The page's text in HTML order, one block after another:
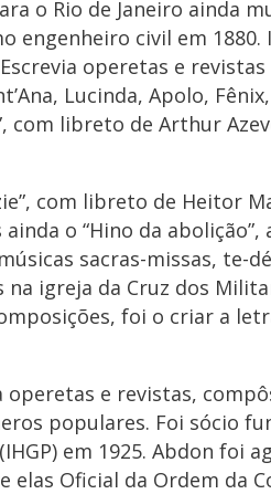
o Rio de Janeiro ainda
engenheiro civil em 1880.
operetas e revistas
Lucinda, Apolo,
com libreto de Arthur
com libreto de Heitor
o “Hino da abolição”,
sacras-missas, te-
igreja da Cruz dos
foi o criar a
e revistas,
populares. Foi sócio
em 1925. Abdon foi
Oficial da Ordem da